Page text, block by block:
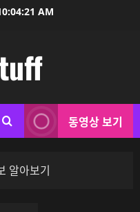
AM
동영상 보기
알아보기